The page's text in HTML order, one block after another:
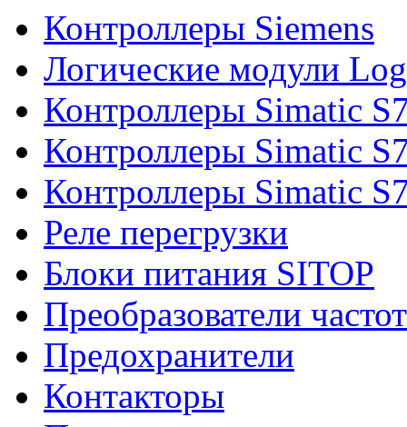
Контроллеры Siemens
Логические модули
Контроллеры Simatic
Контроллеры Simatic
Контроллеры Simatic
Реле перегрузки
Блоки питания SITOP
Преобразователи
Предохранители
Контакторы